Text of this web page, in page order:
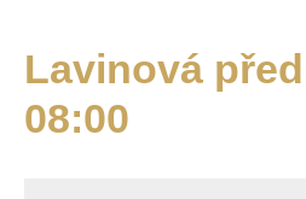
Lavinová
08:00